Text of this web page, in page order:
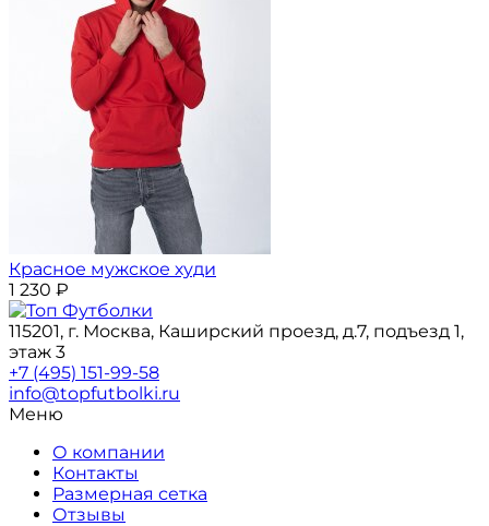
Красное мужское худи
1 230 ₽
115201, г. Москва, Каширский проезд, д.7, подъезд 1,
этаж 3
+7 (495) 151-99-58
info@topfutbolki.ru
Меню
О компании
Контакты
Размерная сетка
Отзывы